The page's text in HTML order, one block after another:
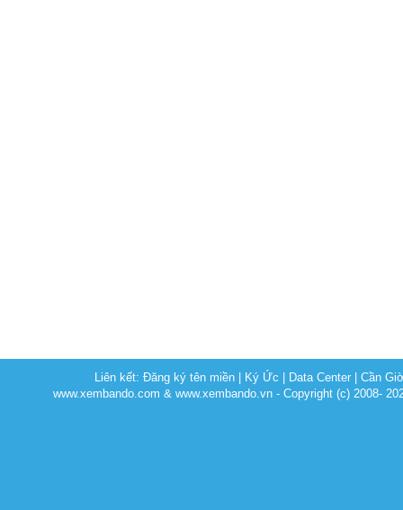
Liên kết:Đăng ký tên miền Ký Ức Data Center |Cần
www.xembando.com & www.xembando.vn - Copyright (c) 2008-